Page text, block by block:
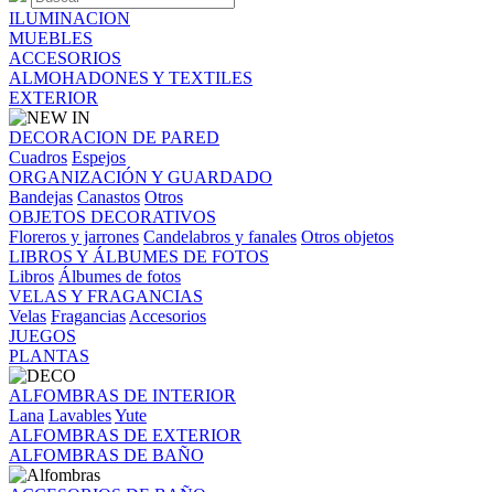
ILUMINACION
MUEBLES
ACCESORIOS
ALMOHADONES Y TEXTILES
EXTERIOR
DECORACION DE PARED
Cuadros Espejos
ORGANIZACIÓN Y GUARDADO
Bandejas Canastos Otros
OBJETOS DECORATIVOS
Floreros y jarrones Candelabros y fanales Otros objetos
LIBROS Y ÁLBUMES DE FOTOS
Libros Álbumes de fotos
VELAS Y FRAGANCIAS
Velas Fragancias Accesorios
JUEGOS
PLANTAS
ALFOMBRAS DE INTERIOR
Lana LavablesYute
ALFOMBRAS DE EXTERIOR
ALFOMBRAS DE BAÑO